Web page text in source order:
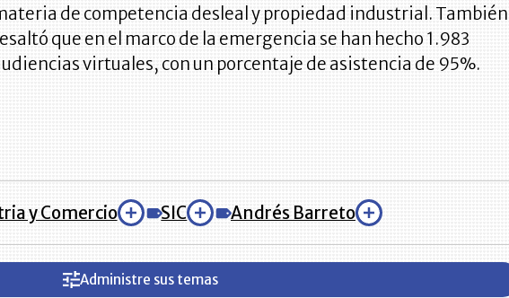
de competencia desleal y propiedad industrial. También
que en el marco de la emergencia se han hecho 1.983
virtuales, con un porcentaje de asistencia de 95%.
y Comercio SIC Andrés Barreto
Administre sus temas